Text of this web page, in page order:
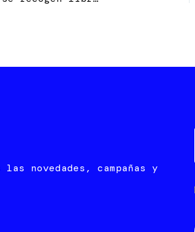
novedades, campañas y